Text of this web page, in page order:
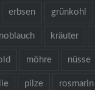
erbsen grünkohl
kräuter
möhre nüsse
pilze rosmarin